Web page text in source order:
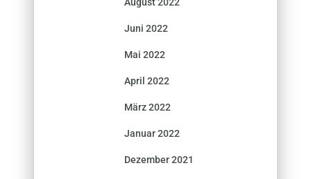
Juni 2022
Mai 2022
April 2022
März 2022
Januar 2022
Dezember 2021